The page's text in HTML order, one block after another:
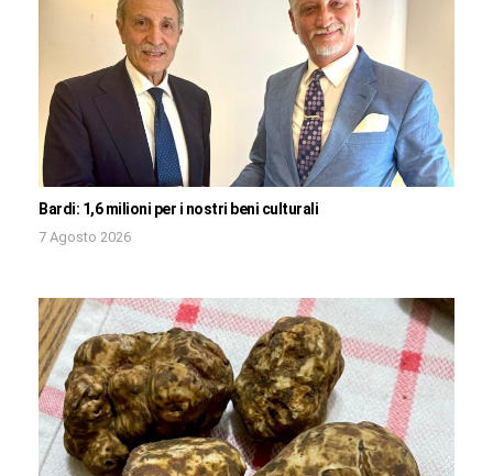
Bardi: 1,6 milioni per i nostri beni culturali
7 Agosto 2026